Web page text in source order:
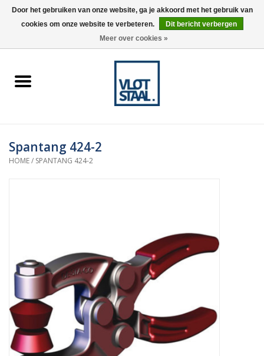
0 Artikelen - €0,00
spanners
Spantang 424-2
HOME/ SPANTANG 424-2
Door het gebruiken van onze website, ga je akkoord met het gebruik van
cookies om onze website te verbeteren.
Dit bericht verbergen
Meer over cookies »